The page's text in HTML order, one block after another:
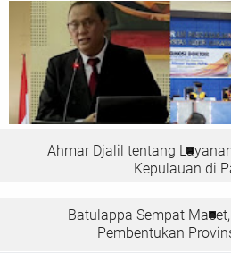
Ahmar Djalil tentang
Kepulauan di
Batulappa Sempat
Pembentukan